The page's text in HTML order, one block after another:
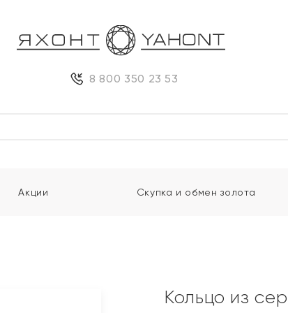
8 800 350 23 53
Акции Скупка и обмен золота
Кольцо из